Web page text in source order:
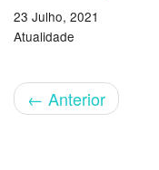
23 Julho, 2021
Atualidade
← Anterior